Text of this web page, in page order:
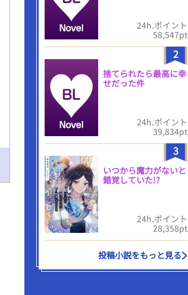
24h.ポイント
58,547pt
2
捨てられたら最高に幸
せだった件
24h.ポイント
39,834pt
3
いつから魔力がないと
錯覚していた!?
24h.ポイント
28,358pt
投稿小説をもっと見る